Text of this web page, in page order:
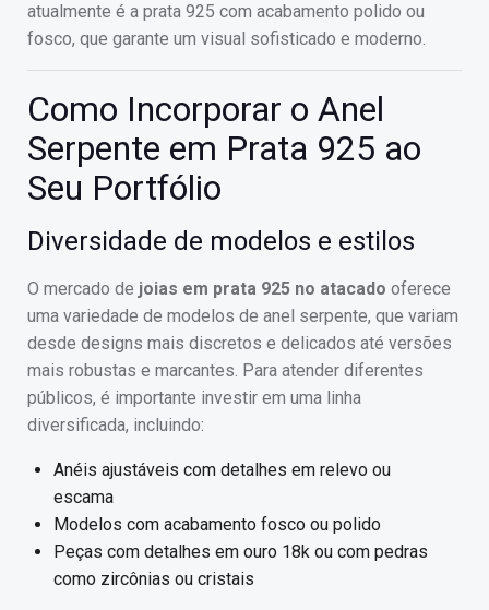
atualmente é a prata 925 com acabamento polido ou
fosco, que garante um visual sofisticado e moderno.
Como Incorporar o Anel
Serpente em Prata 925 ao
Seu Portfólio
Diversidade de modelos e estilos
O mercado de joias em prata 925 no atacado oferece
uma variedade de modelos de anel serpente, que variam
desde designs mais discretos e delicados até versões
mais robustas e marcantes. Para atender diferentes
públicos, é importante investir em uma linha
diversificada, incluindo:
Anéis ajustáveis com detalhes em relevo ou
escama
Modelos com acabamento fosco ou polido
Peças com detalhes em ouro 18k ou com pedras
como zircônias ou cristais